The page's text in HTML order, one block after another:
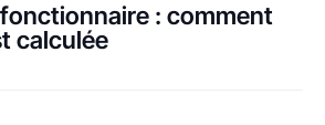
: comment
calculée